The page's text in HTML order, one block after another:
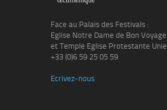
Face au Palais des Festivals :
Eglise Notre Dame de Bon Voyage
et Temple Eglise Protestante Unie
+33 (0)6 59 25 05 59
Ecrivez-nous